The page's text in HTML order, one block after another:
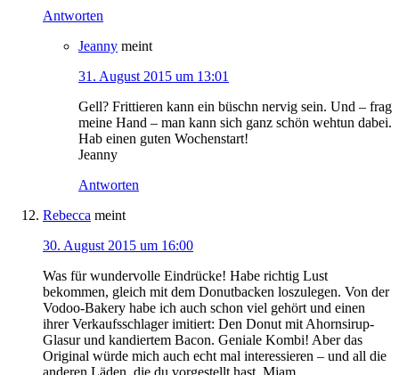
Antworten
Jeanny meint
31. August 2015 um 13:01
Gell? Frittieren kann ein büschn nervig sein. Und – frag
meine Hand – man kann sich ganz schön wehtun dabei.
Hab einen guten Wochenstart!
Jeanny
Antworten
Rebecca meint
30. August 2015 um 16:00
Was für wundervolle Eindrücke! Habe richtig Lust
bekommen, gleich mit dem Donutbacken loszulegen. Von der
Vodoo-Bakery habe ich auch schon viel gehört und einen
ihrer Verkaufsschlager imitiert: Den Donut mit Ahornsirup-
Glasur und kandiertem Bacon. Geniale Kombi! Aber das
Original würde mich auch echt mal interessieren – und all die